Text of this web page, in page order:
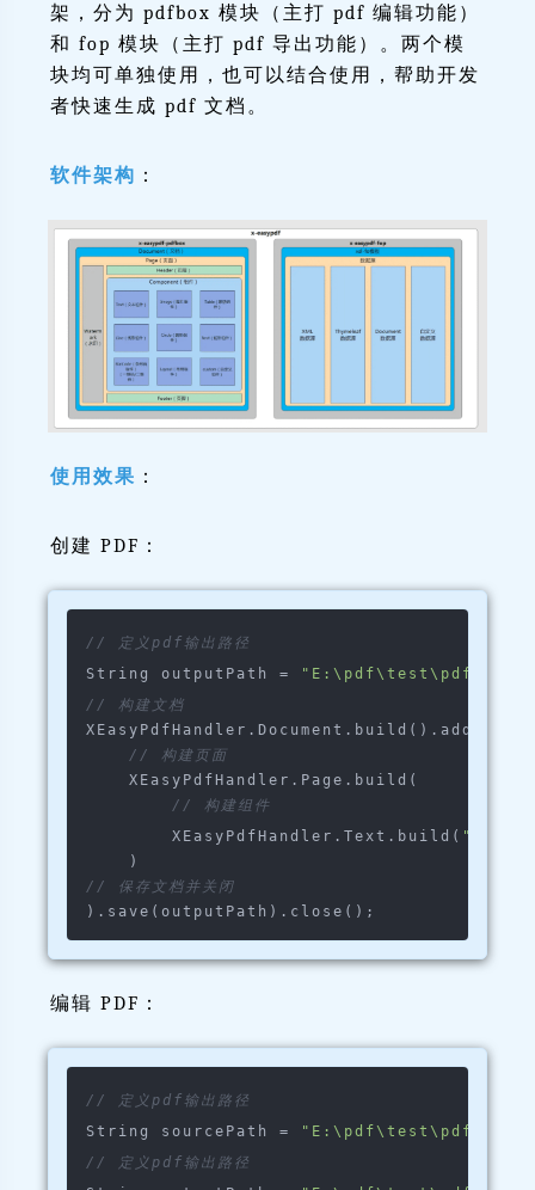
架，分为 pdfbox 模块（主打 pdf 编辑功能）
和 fop 模块（主打 pdf 导出功能）。两个模
块均可单独使用，也可以结合使用，帮助开发
者快速生成 pdf 文档。
软件架构 ：
使用效果 ：
创建 PDF：
// 定义pdf输出路径
String outputPath =
// 构建文档
XEasyPdfHandler.Document.build().addPage(
// 构建页面
XEasyPdfHandler.Page.build(
// 构建组件
XEasyPdfHandler.Text.build( "文本内
// 保存文档并关闭
编辑 PDF：
// 定义pdf输出路径
String sourcePath =
// 定义pdf输出路径